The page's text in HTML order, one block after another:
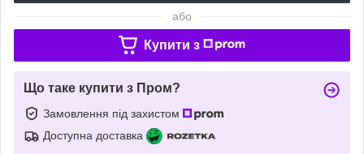
або
Купити з
Що таке купити з Пром?
Замовлення під захистом
Доступна доставка